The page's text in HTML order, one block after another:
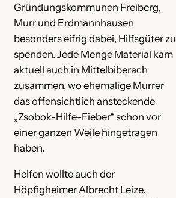
Gründungskommunen Freiberg,
Murr und Erdmannhausen
besonders eifrig dabei, Hilfsgüter zu
spenden. Jede Menge Material kam
aktuell auch in Mittelbiberach
zusammen, wo ehemalige Murrer
das offensichtlich ansteckende
„Zsobok-Hilfe-Fieber“ schon vor
einer ganzen Weile hingetragen
haben.
Helfen wollte auch der
Höpfigheimer Albrecht Leize.